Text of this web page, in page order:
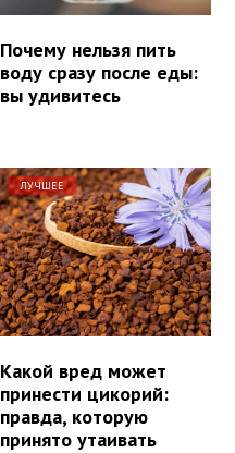
Почему нельзя пить
воду сразу после еды:
вы удивитесь
ЛУЧШЕЕ
Какой вред может
принести цикорий:
правда, которую
принято утаивать